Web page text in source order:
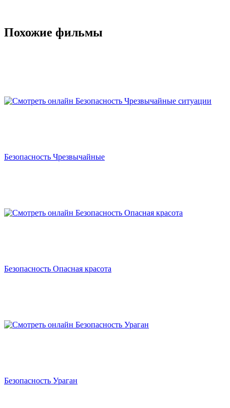
Похожие фильмы
Безопасность Чрезвычайные
Безопасность Опасная красота
Безопасность Ураган